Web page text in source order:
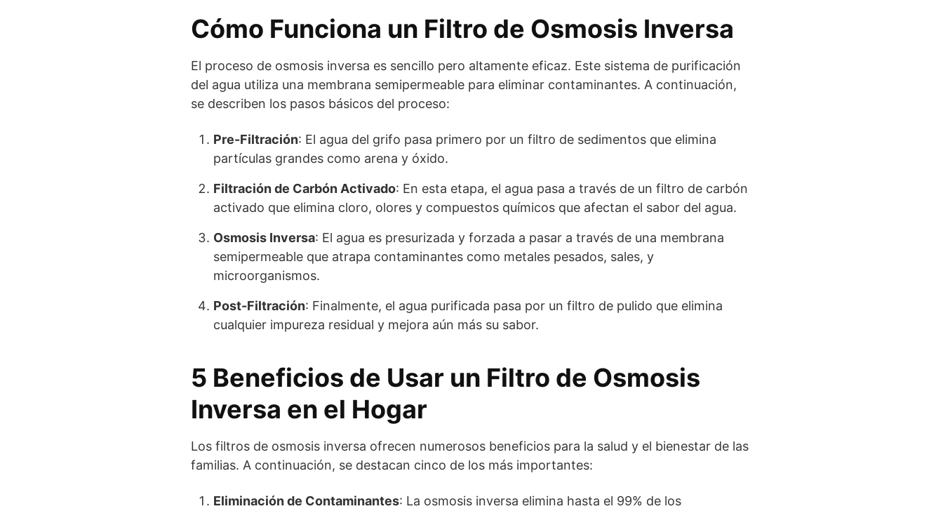
Cómo Funciona un Filtro de Osmosis Inversa
El proceso de osmosis inversa es sencillo pero altamente eficaz. Este sistema de purificación
del agua utiliza una membrana semipermeable para eliminar contaminantes. A continuación,
se describen los pasos básicos del proceso:
Pre-Filtración: El agua del grifo pasa primero por un filtro de sedimentos que elimina
partículas grandes como arena y óxido.
Filtración de Carbón Activado: En esta etapa, el agua pasa a través de un filtro de carbón
activado que elimina cloro, olores y compuestos químicos que afectan el sabor del agua.
Osmosis Inversa: El agua es presurizada y forzada a pasar a través de una membrana
semipermeable que atrapa contaminantes como metales pesados, sales, y
microorganismos.
Post-Filtración: Finalmente, el agua purificada pasa por un filtro de pulido que elimina
cualquier impureza residual y mejora aún más su sabor.
5 Beneficios de Usar un Filtro de Osmosis
Inversa en el Hogar
Los filtros de osmosis inversa ofrecen numerosos beneficios para la salud y el bienestar de las
familias. A continuación, se destacan cinco de los más importantes:
Eliminación de Contaminantes: La osmosis inversa elimina hasta el 99% de los